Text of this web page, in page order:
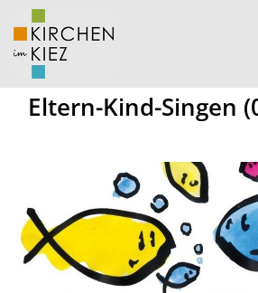
Eltern-Kind-Singen